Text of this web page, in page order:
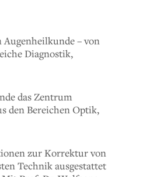
– von
Diagnostik,
das Zentrum
den Bereichen Optik,
zur Korrektur von
Technik ausgestattet